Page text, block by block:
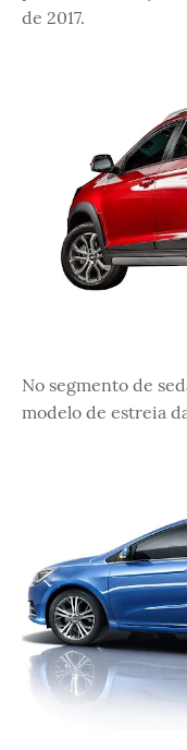
de 2017.
No segmento de
modelo de estreia